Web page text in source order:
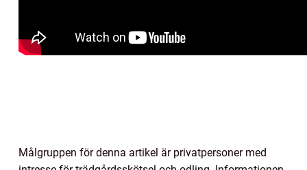
Målgruppen för denna artikel är privatpersoner med